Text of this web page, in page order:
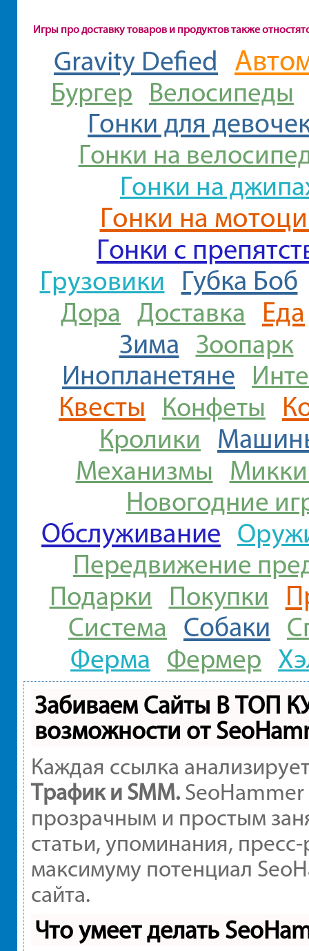
Игры про доставку товаров и продуктов также
Gravity Defied
Бургер Велосипеды
Гонки для
Гонки на
Гонки на
Гонки на
Гонки с
Грузовики Губка Боб
Дора Доставка Еда
Зима Зоопарк
Инопланетяне
Квесты Конфеты
Кролики
Механизмы
Новогодние
Обслуживание
Передвижение
Подарки
Покупки
Система Собаки
Ферма Фермер
Забиваем Сайты В ТОП
возможности от
Каждая ссылка
Трафик и SMM.SeoHammer
прозрачным и простым
статьи, упоминания,
максимуму потенциал
сайта.
Что умеет делать